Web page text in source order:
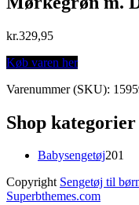
kr.329,95
Køb varen her
Varenummer (SKU):
Shop kategorier
Babysengetøj201
Copyright Sengetøj til
Superbthemes.com